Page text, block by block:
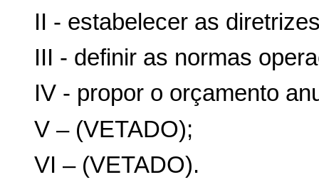
II - estabelecer as
III - definir as normas
IV - propor o orçamento
V – (VETADO);
VI – (VETADO).